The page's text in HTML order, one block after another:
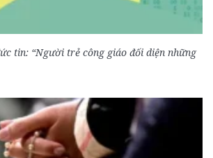
tin: “Người trẻ công giáo đối diện những